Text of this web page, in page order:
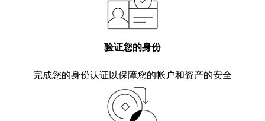
验证您的身份
完成您的身份认证以保障您的帐户和资产的安全